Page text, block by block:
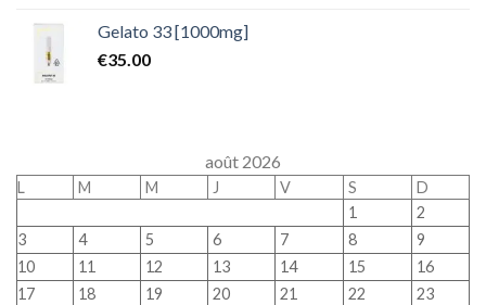
Gelato 33 [1000mg]
€35.00
août 2026
L M M J V S
D
1
2
3
4 5 6 7 8
9
10
11 12 13 14 15
16
17
18 19 20 21 22 23